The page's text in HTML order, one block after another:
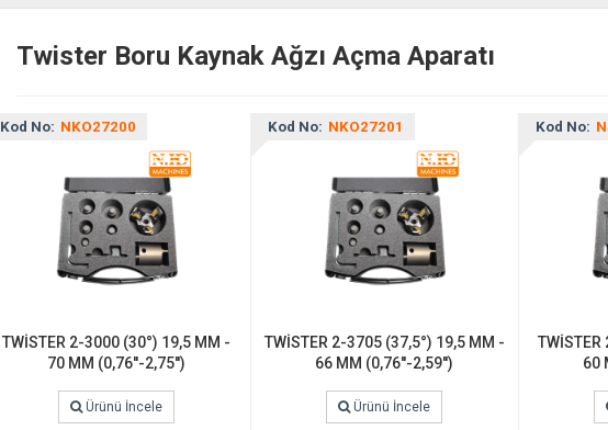
Twister Boru Kaynak Ağzı Açma Aparatı
Kod No: NKO27200
TWİSTER 2-3000 (30°) 19,5 MM -
70 MM (0,76''-2,75'')
Ürünü İncele
Kod No: NKO27201
TWİSTER 2-3705 (37,5°) 19,5 MM -
66 MM (0,76''-2,59'')
Ürünü İncele
Kod No:
60